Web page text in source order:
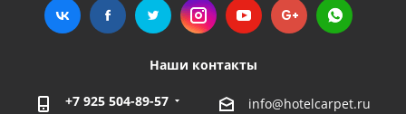
Наши контакты
+7 925 504-89-57 info@hotelcarpet.ru